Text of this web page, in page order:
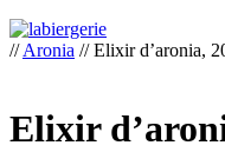
//Aronia // Elixir d’aronia,
Elixir